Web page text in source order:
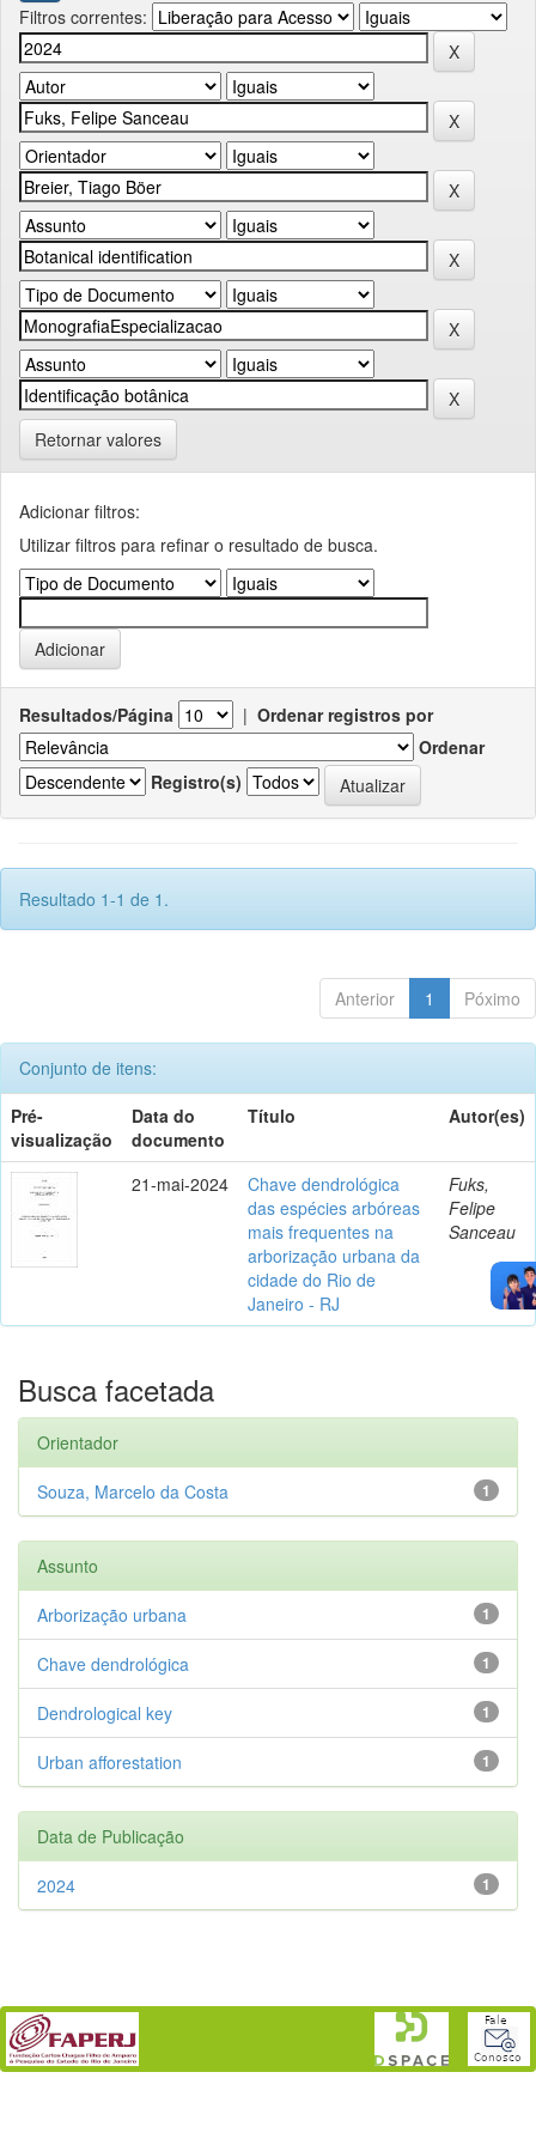
Filtros correntes:
Retornar valores
Adicionar filtros:
Utilizar filtros para refinar o resultado de busca.
Resultados/Página | Ordenar registros por
Ordenar
Registro(s)
Resultado 1-1 de 1.
Anterior 1 Póximo
Conjunto de itens:
Pré-
visualização
Data do
documento
Título Autor(es)
21-mai-2024
Chave dendrológica
das espécies arbóreas
mais frequentes na
arborização urbana da
cidade do Rio de
Janeiro - RJ
Fuks,
Felipe
Sanceau
Busca facetada
Orientador
1
Souza, Marcelo da Costa
Assunto
1
Arborização urbana
1
Chave dendrológica
1
Dendrological key
1
Urban afforestation
Data de Publicação
1
2024